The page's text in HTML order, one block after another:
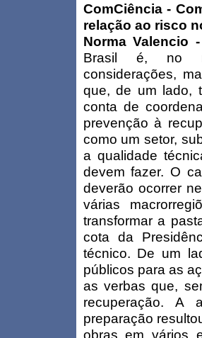
ComCiência -
relação ao risco
Norma Valencio -
Brasil é, no
considerações,
que, de um lado,
conta de
prevenção à
como um setor,
a qualidade
devem fazer. O
deverão ocorrer
várias
transformar a
cota da
técnico. De um
públicos para as
as verbas que,
recuperação. A
preparação
obras em vários